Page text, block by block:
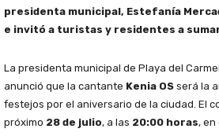
presidenta municipal, Estefanía
e invitó a turistas y residentes a
La presidenta municipal de Playa del
anunció que la cantante Kenia OS será la
festejos por el aniversario de la ciudad. El
próximo 28 de julio, a las 20:00 horas, en